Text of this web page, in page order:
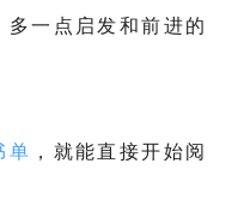
一点启发和前进的
单 ，就能直接开始阅